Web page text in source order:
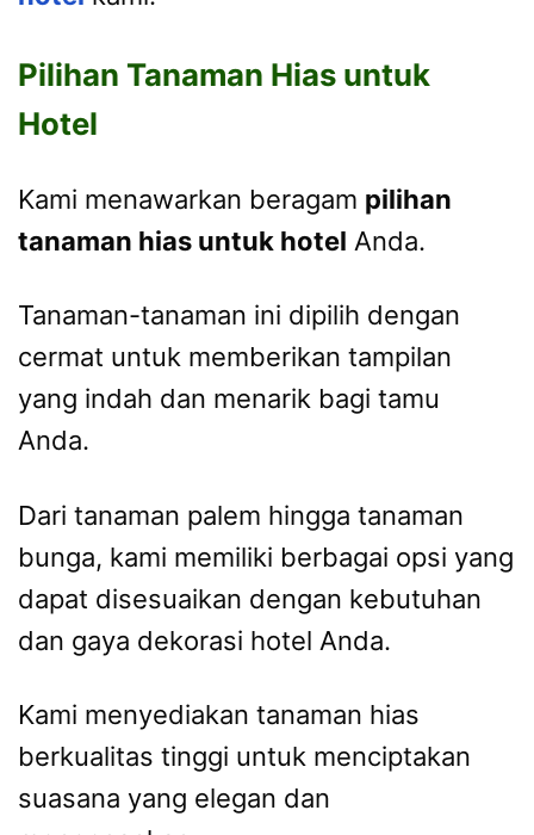
Pilihan Tanaman Hias untuk
Hotel
Kami menawarkan beragam pilihan
tanaman hias untuk hotel Anda.
Tanaman-tanaman ini dipilih dengan
cermat untuk memberikan tampilan
yang indah dan menarik bagi tamu
Anda.
Dari tanaman palem hingga tanaman
bunga, kami memiliki berbagai opsi yang
dapat disesuaikan dengan kebutuhan
dan gaya dekorasi hotel Anda.
Kami menyediakan tanaman hias
berkualitas tinggi untuk menciptakan
suasana yang elegan dan